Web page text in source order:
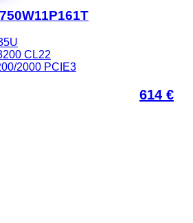
CL22
2000 PCIE3
614 €